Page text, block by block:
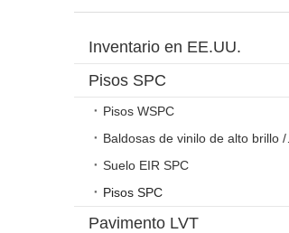
Inventario en EE.UU.
Pisos SPC
Pisos WSPC
Suelo EIR SPC
Pisos SPC
Pavimento LVT